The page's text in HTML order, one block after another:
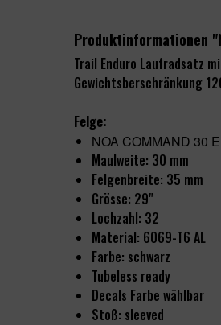
Produktinformationen
Trail Enduro Laufradsatz
Gewichtsberschränkung
Felge:
NOA COMMAND 30
Maulweite: 30 mm
Felgenbreite: 35 mm
Grösse: 29"
Lochzahl: 32
Material: 6069-T6 AL
Farbe: schwarz
Tubeless ready
Decals Farbe wählbar
Stoß: sleeved